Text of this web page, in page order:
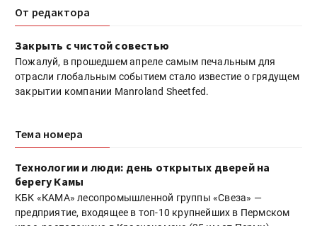
От редактора
Закрыть с чистой совестью
Пожалуй, в прошедшем апреле самым печальным для
отрасли глобальным событием стало известие о грядущем
закрытии компании Manroland Sheetfed.
Тема номера
Технологии и люди: день открытых дверей на
берегу Камы
КБК «КАМА» лесопромышленной группы «Свеза» —
предприятие, входящее в топ-10 крупнейших в Пермском